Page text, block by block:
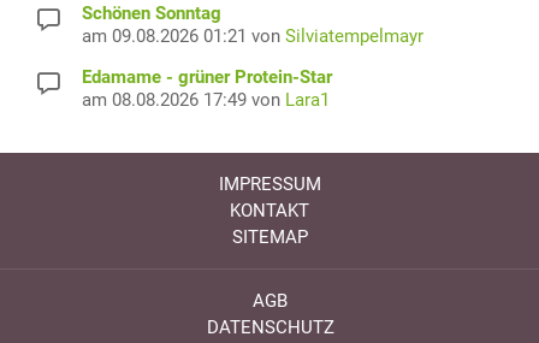
Schönen Sonntag
am 09.08.2026 01:21 von Silviatempelmayr
Edamame - grüner Protein-Star
am 08.08.2026 17:49 von Lara1
IMPRESSUM
KONTAKT
SITEMAP
AGB
DATENSCHUTZ